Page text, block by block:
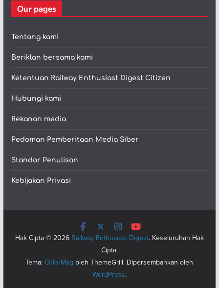
Our pages
Tentang kami
Beriklan bersama kami
Ketentuan Railway Enthusiast Digest Citizen
Hubungi kami
Rekanan media
Pedoman Pemberitaan Media Siber
Standar Penulisan
Kebijakan Privasi
Hak Cipta © 2026 Railway Enthusiast Digest. Keseluruhan Hak
Cipta.
Tema:ColorMag oleh ThemeGrill. Dipersembahkan oleh
WordPress.